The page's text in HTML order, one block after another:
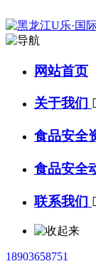
网站首页
关于我们
食品安全
食品安全
联系我们
18903658751